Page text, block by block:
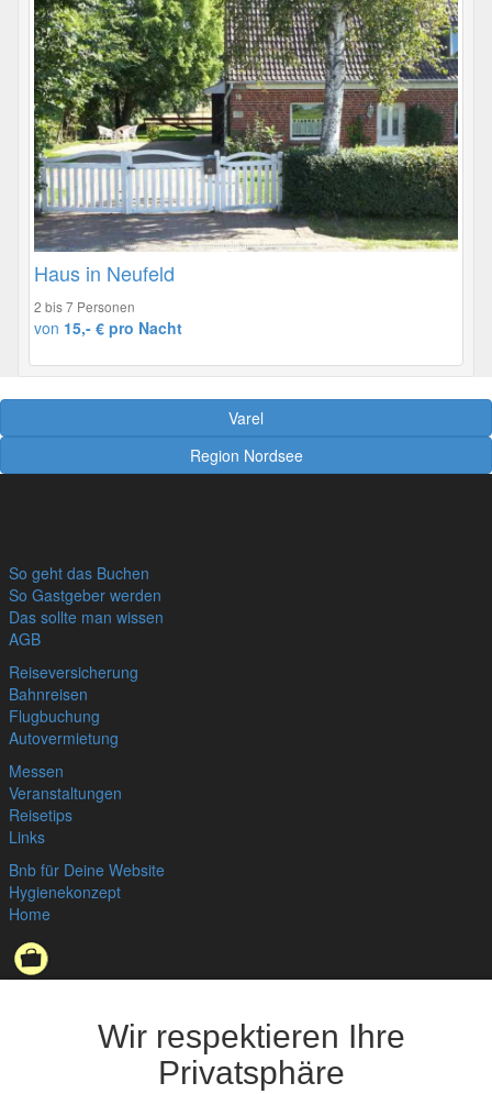
Wir respektieren Ihre
Privatsphäre
Haus in Neufeld
2 bis 7 Personen
von 15,- € pro Nacht
Varel
Region Nordsee
So geht das Buchen
So Gastgeber werden
Das sollte man wissen
AGB
Reiseversicherung
Bahnreisen
Flugbuchung
Autovermietung
Messen
Veranstaltungen
Reisetips
Links
Bnb für Deine Website
Hygienekonzept
Home